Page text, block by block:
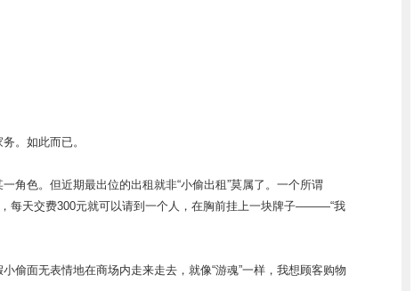
。如此而已。
色。但近期最出位的出租就非“小偷出租”莫属了。一个所谓
每天交费300元就可以请到一个人，在胸前挂上一块牌子———“我
面无表情地在商场内走来走去，就像“游魂”一样，我想顾客购物